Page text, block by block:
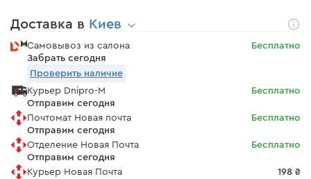
Доставка в Киев
Самовывоз из салона
Забрать сегодня
Бесплатно
Проверить наличие
Курьер Dnipro-M
Отправим сегодня
Бесплатно
Почтомат Новая почта
Отправим сегодня
Бесплатно
Отделение Новая Почта
Отправим сегодня
Бесплатно
Курьер Новая Почта
198 ₴